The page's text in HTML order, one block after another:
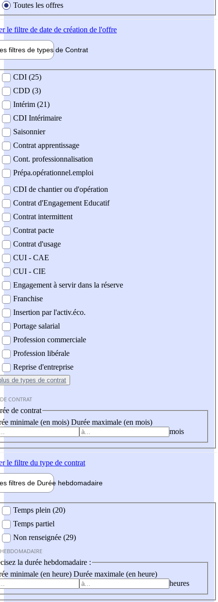
Toutes les offres
le filtre de date de création de l'offre
filtres de types de Contrat
contrat
CDI (25)
CDD (3)
Intérim (21)
CDI Intérimaire
Saisonnier
Contrat apprentissage
Cont. professionnalisation
Prépa.opérationnel.emploi
CDI de chantier ou d'opération
Contrat d'Engagement Educatif
Contrat intermittent
Contrat pacte
Contrat d'usage
CUI - CAE
CUI - CIE
Engagement à servir dans la réserve
Franchise
Insertion par l'activ.éco.
Portage salarial
Profession commerciale
Profession libérale
Reprise d'entreprise
de types de contrat
CONTRAT
de contrat
minimale (en mois) Durée maximale (en mois)
mois
le filtre du type de contrat
filtres de Durée hebdomadaire
Temps plein (20)
Temps partiel
Non renseignée (29)
la durée hebdomadaire :
minimale (en heure) Durée maximale (en heure)
heures